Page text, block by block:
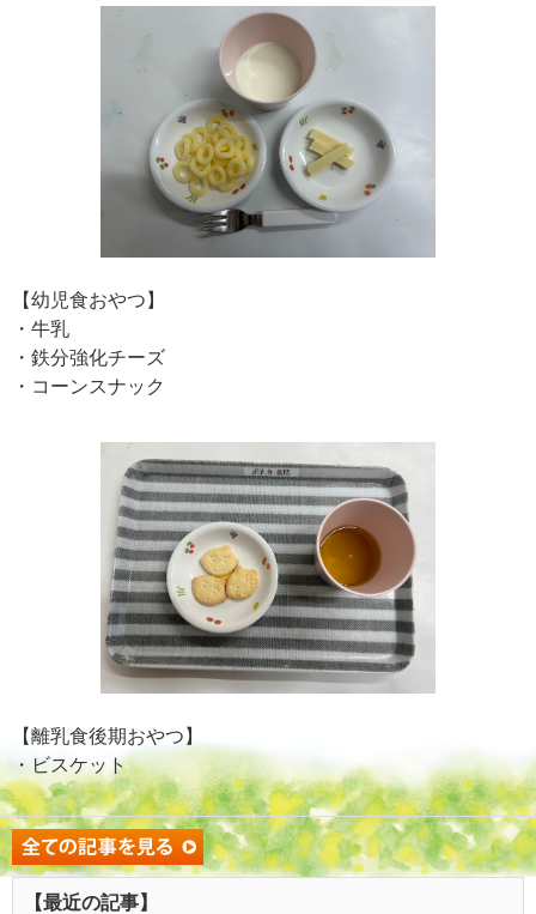
【幼児食おやつ】
・牛乳
・鉄分強化チーズ
・コーンスナック
【離乳食後期おやつ】
・ビスケット
【最近の記事】